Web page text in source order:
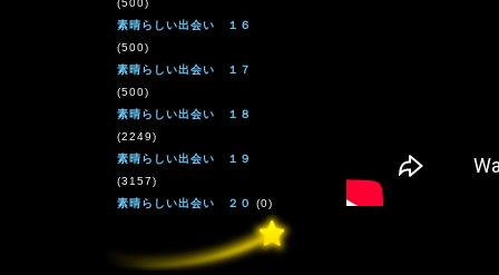
(500)
素晴らしい出会い １６
(500)
素晴らしい出会い １７
(500)
素晴らしい出会い １８
(2249)
素晴らしい出会い １９
(3157)
素晴らしい出会い ２０ (0)